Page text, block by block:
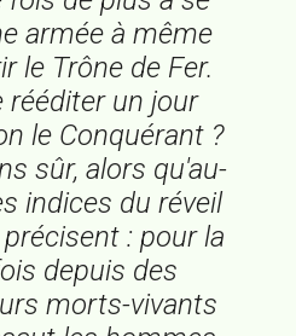
armée à même
le Trône de Fer.
rééditer un jour
le Conquérant ?
sûr, alors qu'au-
indices du réveil
: pour la
depuis des
morts-vivants